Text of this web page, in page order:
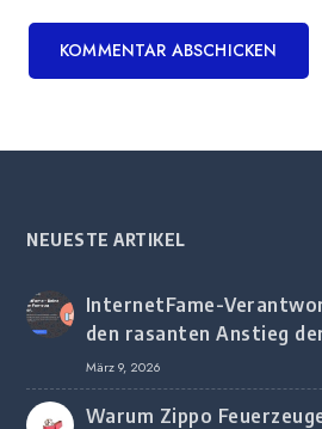
NEUESTE ARTIKEL
InternetFame-
den rasanten Anstieg
digitalem Marketing bei
Unternehmen
März 9, 2026
Warum Zippo